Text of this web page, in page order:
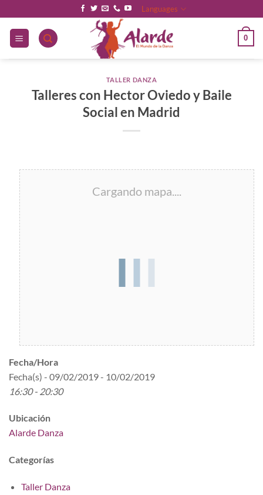
al
contenido
Languages
0
TALLER DANZA
Talleres con Hector Oviedo y Baile
Social en Madrid
Cargando mapa....
Fecha/Hora
Fecha(s) - 09/02/2019 - 10/02/2019
16:30 - 20:30
Ubicación
Alarde Danza
Categorías
Taller Danza